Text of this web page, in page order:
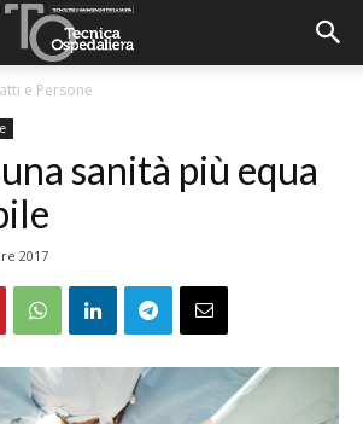
e Persone
sanità più equa
2017